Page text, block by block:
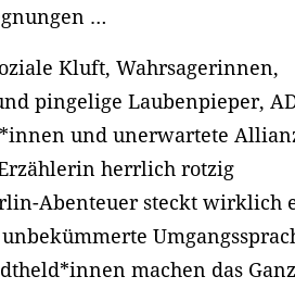
…
Kluft, Wahrsagerinnen,
pingelige Laubenpieper,
und unerwartete
herrlich rotzig
Abenteuer steckt wirklich
machen das